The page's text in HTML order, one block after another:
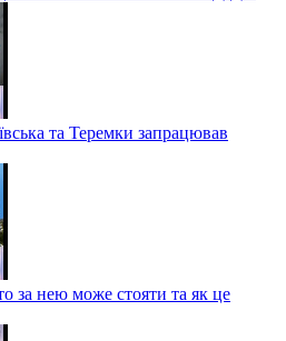
та Теремки запрацював
за нею може стояти та як це